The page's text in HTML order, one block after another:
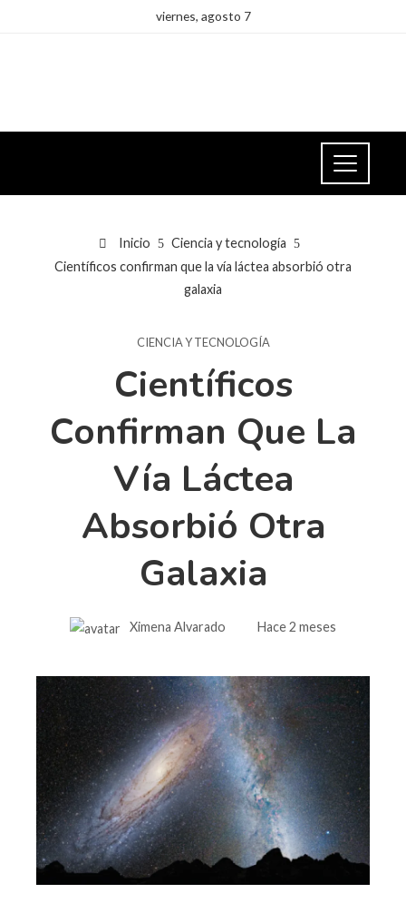
viernes, agosto 7
Inicio
Ciencia y tecnología
Científicos confirman que la vía láctea absorbió otra
galaxia
CIENCIA Y TECNOLOGÍA
Científicos
Confirman Que La
Vía Láctea
Absorbió Otra
Galaxia
Ximena Alvarado Hace 2 meses